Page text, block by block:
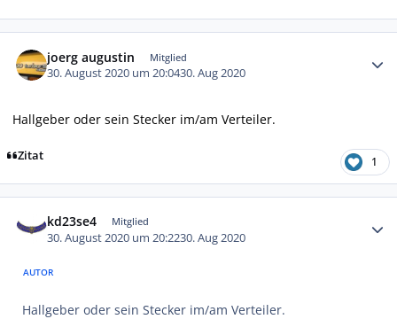
joerg augustin Mitglied
30. August 2020 um 20:0430. Aug 2020
Hallgeber oder sein Stecker im/am Verteiler.
Zitat 1
kd23se4 Mitglied
30. August 2020 um 20:2230. Aug 2020
AUTOR
Hallgeber oder sein Stecker im/am Verteiler.